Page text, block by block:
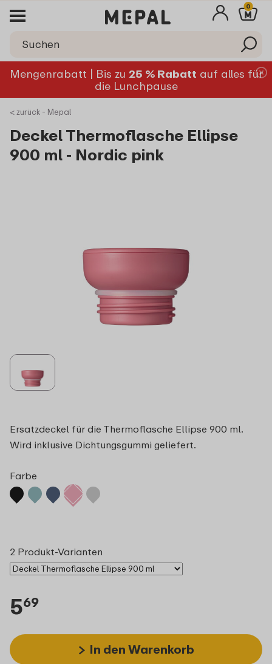
0
Mengenrabatt | Bis zu 25 % Rabatt auf alles für
die Lunchpause
< zurück - Mepal
Deckel Thermoflasche Ellipse
900 ml - Nordic pink
Ersatzdeckel für die Thermoflasche Ellipse 900 ml.
Wird inklusive Dichtungsgummi geliefert.
Farbe
2 Produkt-Varianten
569
In den Warenkorb